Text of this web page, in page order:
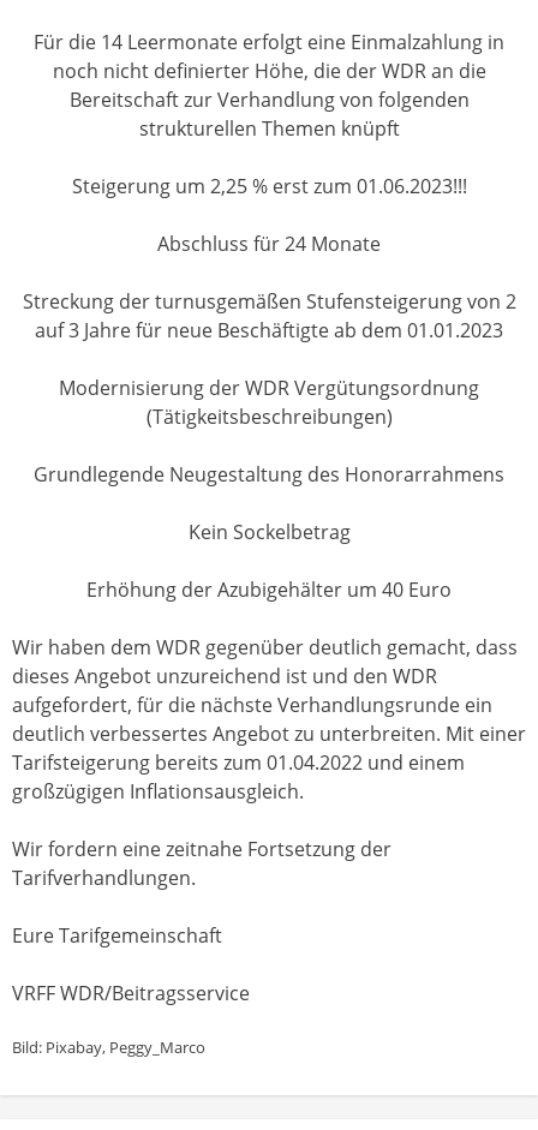
Für die 14 Leermonate erfolgt eine Einmalzahlung in
noch nicht definierter Höhe, die der WDR an die
Bereitschaft zur Verhandlung von folgenden
strukturellen Themen knüpft
Steigerung um 2,25 % erst zum 01.06.2023!!!
Abschluss für 24 Monate
Streckung der turnusgemäßen Stufensteigerung von 2
auf 3 Jahre für neue Beschäftigte ab dem 01.01.2023
Modernisierung der WDR Vergütungsordnung
(Tätigkeitsbeschreibungen)
Grundlegende Neugestaltung des Honorarrahmens
Kein Sockelbetrag
Erhöhung der Azubigehälter um 40 Euro
Wir haben dem WDR gegenüber deutlich gemacht, dass
dieses Angebot unzureichend ist und den WDR
aufgefordert, für die nächste Verhandlungsrunde ein
deutlich verbessertes Angebot zu unterbreiten. Mit einer
Tarifsteigerung bereits zum 01.04.2022 und einem
großzügigen Inflationsausgleich.
Wir fordern eine zeitnahe Fortsetzung der
Tarifverhandlungen.
Eure Tarifgemeinschaft
VRFF WDR/Beitragsservice
Bild: Pixabay, Peggy_Marco